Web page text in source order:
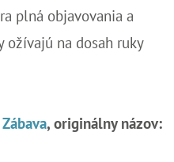
plná objavovania a
ožívajú na dosah ruky
, originálny názov: